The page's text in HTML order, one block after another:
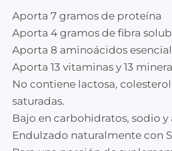
Aporta 7 gramos de proteína
Aporta 4 gramos de fibra
Aporta 8 aminoácidos
Aporta 13 vitaminas y 13
No contiene lactosa,
saturadas.
Bajo en carbohidratos, sodio y
Endulzado naturalmente con